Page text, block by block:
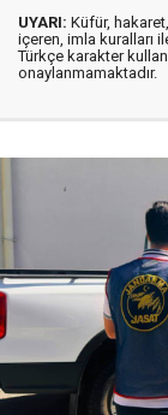
UYARI: Küfür,
içeren, imla kuralları
Türkçe karakter
onaylanmamaktadır.